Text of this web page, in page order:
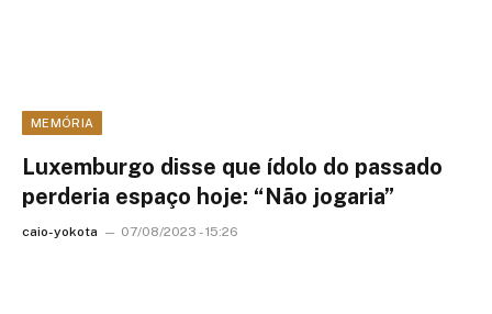
MEMÓRIA
Luxemburgo disse que ídolo do passado
perderia espaço hoje: “Não jogaria”
caio-yokota 07/08/2023 - 15:26